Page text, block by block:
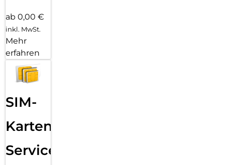
ab 0,00 €
inkl. MwSt.
Mehr
erfahren
SIM-
Karten
Service: